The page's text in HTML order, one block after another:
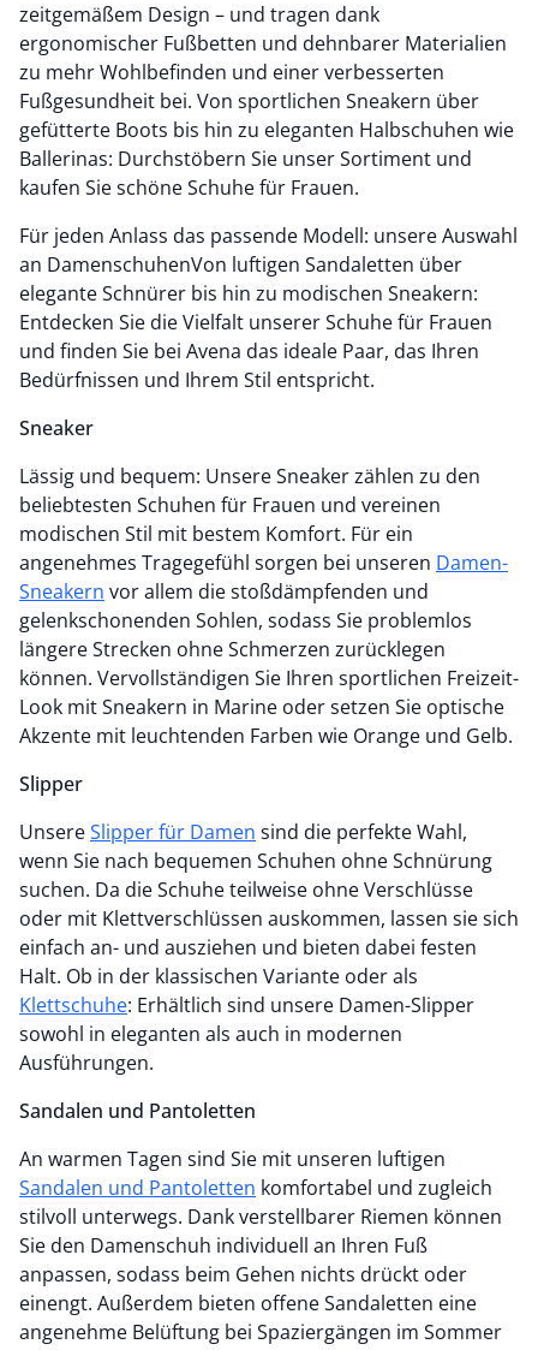
zeitgemäßem Design – und tragen dank
ergonomischer Fußbetten und dehnbarer Materialien
zu mehr Wohlbefinden und einer verbesserten
Fußgesundheit bei. Von sportlichen Sneakern über
gefütterte Boots bis hin zu eleganten Halbschuhen wie
Ballerinas: Durchstöbern Sie unser Sortiment und
kaufen Sie schöne Schuhe für Frauen.
Für jeden Anlass das passende Modell: unsere Auswahl
an DamenschuhenVon luftigen Sandaletten über
elegante Schnürer bis hin zu modischen Sneakern:
Entdecken Sie die Vielfalt unserer Schuhe für Frauen
und finden Sie bei Avena das ideale Paar, das Ihren
Bedürfnissen und Ihrem Stil entspricht.
Sneaker
Lässig und bequem: Unsere Sneaker zählen zu den
beliebtesten Schuhen für Frauen und vereinen
modischen Stil mit bestem Komfort. Für ein
angenehmes Tragegefühl sorgen bei unseren Damen-
Sneakern vor allem die stoßdämpfenden und
gelenkschonenden Sohlen, sodass Sie problemlos
längere Strecken ohne Schmerzen zurücklegen
können. Vervollständigen Sie Ihren sportlichen Freizeit-
Look mit Sneakern in Marine oder setzen Sie optische
Akzente mit leuchtenden Farben wie Orange und Gelb.
Slipper
UnsereSlipper für Damen sind die perfekte Wahl,
wenn Sie nach bequemen Schuhen ohne Schnürung
suchen. Da die Schuhe teilweise ohne Verschlüsse
oder mit Klettverschlüssen auskommen, lassen sie sich
einfach an- und ausziehen und bieten dabei festen
Halt. Ob in der klassischen Variante oder als
Klettschuhe: Erhältlich sind unsere Damen-Slipper
sowohl in eleganten als auch in modernen
Ausführungen.
Sandalen und Pantoletten
An warmen Tagen sind Sie mit unseren luftigen
Sandalen und Pantoletten komfortabel und zugleich
stilvoll unterwegs. Dank verstellbarer Riemen können
Sie den Damenschuh individuell an Ihren Fuß
anpassen, sodass beim Gehen nichts drückt oder
einengt. Außerdem bieten offene Sandaletten eine
angenehme Belüftung bei Spaziergängen im Sommer